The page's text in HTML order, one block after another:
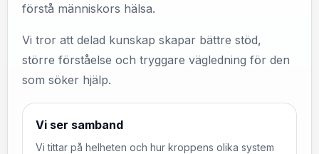
förstå människors hälsa.
Vi tror att delad kunskap skapar bättre stöd,
större förståelse och tryggare vägledning för den
som söker hjälp.
Vi ser samband
Vi tittar på helheten och hur kroppens olika system